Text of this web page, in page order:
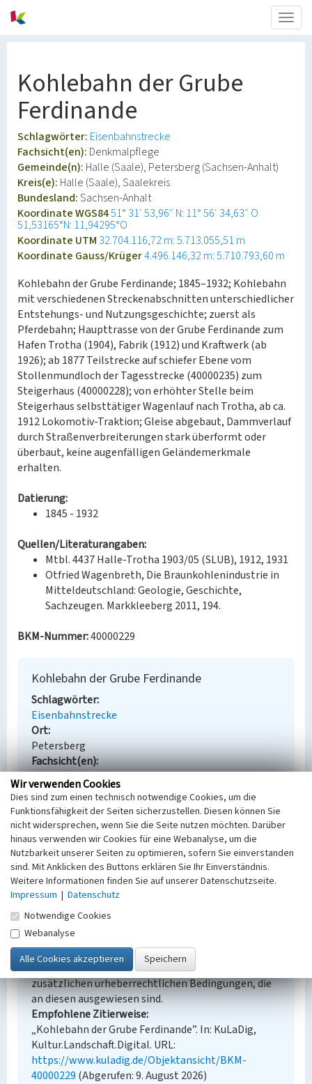
Kohlebahn der Grube
Ferdinande
Schlagwörter: Eisenbahnstrecke
Fachsicht(en): Denkmalpflege
Gemeinde(n): Halle (Saale), Petersberg (Sachsen-Anhalt)
Kreis(e): Halle (Saale), Saalekreis
Bundesland:Sachsen-Anhalt
Koordinate WGS8451° 31′ 53,96″ N: 11° 56′ 34,63″ O
51,53165°N: 11,94295°O
Koordinate UTM 32.704.116,72 m: 5.713.055,51 m
Koordinate Gauss/Krüger4.496.146,32 m: 5.710.793,60 m
Kohlebahn der Grube Ferdinande; 1845–1932; Kohlebahn
mit verschiedenen Streckenabschnitten unterschiedlicher
Entstehungs- und Nutzungsgeschichte; zuerst als
Pferdebahn; Haupttrasse von der Grube Ferdinande zum
Hafen Trotha (1904), Fabrik (1912) und Kraftwerk (ab
1926); ab 1877 Teilstrecke auf schiefer Ebene vom
Stollenmundloch der Tagesstrecke (40000235) zum
Steigerhaus (40000228); von erhöhter Stelle beim
Steigerhaus selbsttätiger Wagenlauf nach Trotha, ab ca.
1912 Lokomotiv-Traktion; Gleise abgebaut, Dammverlauf
durch Straßenverbreiterungen stark überformt oder
überbaut, keine augenfälligen Geländemerkmale
erhalten.
Datierung:
1845 - 1932
Quellen/Literaturangaben:
Mtbl. 4437 Halle-Trotha 1903/05 (SLUB), 1912, 1931
Otfried Wagenbreth, Die Braunkohlenindustrie in
Mitteldeutschland: Geologie, Geschichte,
Sachzeugen. Markkleeberg 2011, 194.
BKM-Nummer:40000229
Kohlebahn der Grube Ferdinande
Schlagwörter
Eisenbahnstrecke
Ort
Petersberg
Fachsicht(en)
Denkmalpflege
Erfassungsmaßstab
Keine Angabe
Erfassungsmethode
Übernahme aus externer Fachdatenbank
Empfohlene Zitierweise
Urheberrechtlicher Hinweis
Der hier präsentierte Inhalt steht unter der freien
Lizenz dl-by-de/2.0 (Namensnennung). Die
angezeigten Medien unterliegen möglicherweise
zusätzlichen urheberrechtlichen Bedingungen, die
an diesen ausgewiesen sind.
Empfohlene Zitierweise
„Kohlebahn der Grube Ferdinande”. In: KuLaDig,
Kultur.Landschaft.Digital. URL:
https://www.kuladig.de/Objektansicht/BKM-
40000229 (Abgerufen: 9. August 2026)
Wir verwenden Cookies
Dies sind zum einen technisch notwendige Cookies, um die
Funktionsfähigkeit der Seiten sicherzustellen. Diesen können Sie
nicht widersprechen, wenn Sie die Seite nutzen möchten. Darüber
hinaus verwenden wir Cookies für eine Webanalyse, um die
Nutzbarkeit unserer Seiten zu optimieren, sofern Sie einverstanden
sind. Mit Anklicken des Buttons erklären Sie Ihr Einverständnis.
Weitere Informationen finden Sie auf unserer Datenschutzseite.
Impressum | Datenschutz
Notwendige Cookies
Webanalyse